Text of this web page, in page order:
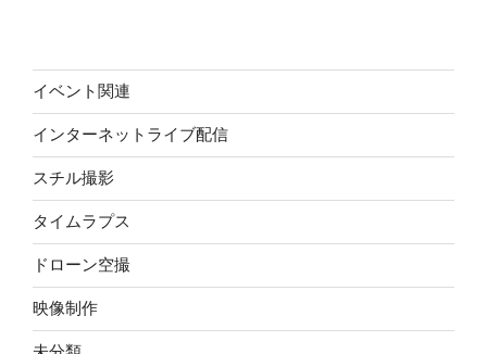
イベント関連
インターネットライブ配信
スチル撮影
タイムラプス
ドローン空撮
映像制作